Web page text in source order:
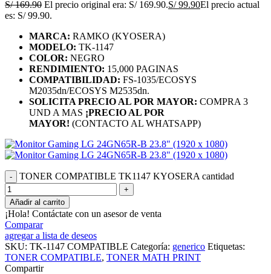
S/169.90 El precio original era: S/ 169.90.S/99.90El precio actual
es: S/ 99.90.
MARCA: RAMKO (KYOSERA)
MODELO: TK-1147
COLOR: NEGRO
RENDIMIENTO: 15,000 PAGINAS
COMPATIBILIDAD: FS-1035/ECOSYS
M2035dn/ECOSYS M2535dn.
SOLICITA PRECIO AL POR MAYOR: COMPRA 3
UND A MAS ¡PRECIO AL POR
MAYOR! (CONTACTO AL WHATSAPP)
TONER COMPATIBLE TK1147 KYOSERA cantidad
Añadir al carrito
¡Hola! Contáctate con un asesor de venta
Comparar
agregar a lista de deseos
SKU: TK-1147 COMPATIBLE Categoría: generico Etiquetas:
TONER COMPATIBLE, TONER MATH PRINT
Compartir